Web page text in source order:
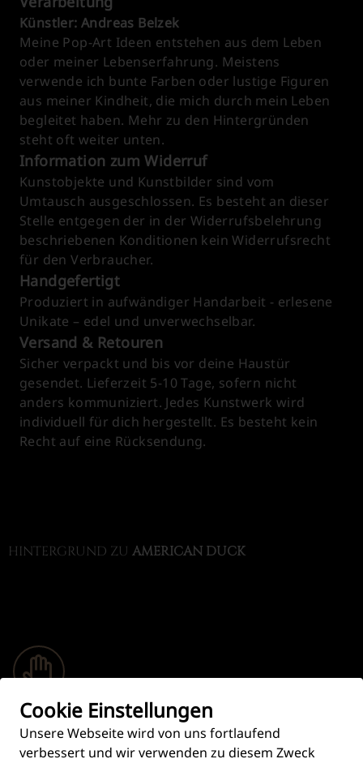
Künstler: Andreas Belzek
Meine Pop-Art Ideen entstehen aus dem Leben
oder meiner Lebenserfahrung. Meistens
verwende ich bunte Farben oder lustige Figuren
aus meiner Kindheit, die mich durch mein Leben
begleitet haben. Mehr zu den Hintergründen
steht oft weiter unten.
Information zum Widerruf
Kunstobjekte und Kunstbilder sind vom
Umtausch ausgeschlossen. Es besteht an dieser
Stelle entgegen der in der Widerrufsbelehrung
beschriebenen Konditionen kein Widerrufsrecht
für den Verbraucher.
Handgefertigt
Produziert in aufwändiger Handarbeit - erlesene
Unikate – edel und unverwechselbar.
Versand & Retouren
Sicher verpackt und bis vor deine Haustür
gesendet. Lieferzeit 5-10 Tage, sofern nicht
anders kommuniziert. Jedes Kunstwerk wird
individuell für dich hergestellt. Es besteht kein
Recht auf eine Rücksendung.
HINTERGRUND ZU AMERICAN DUCK
Handgefertigt
Produziert in aufwändiger Handarbeit.
Cookie Einstellungen
Unsere Webseite wird von uns fortlaufend
verbessert und wir verwenden zu diesem Zweck